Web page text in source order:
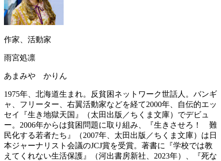
作家、活動家
雨宮処凛
あまみや かりん
1975年、北海道生まれ。反貧困ネットワーク世話人。バンギ
ャ、フリーター、右翼活動家などを経て2000年、自伝的エッ
セイ『生き地獄天国』（太田出版／ちくま文庫）でデビュ
ー。2006年からは貧困問題に取り組み、『生きさせろ！ 難
民化する若者たち』（2007年、太田出版／ちくま文庫）は日
本ジャーナリスト会議のJCJ賞を受賞。著書に『学校では教
えてくれない生活保護』（‎河出書房新社、2023年）、『死な